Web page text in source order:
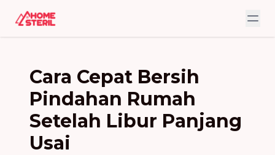
Cara Cepat Bersih
Pindahan Rumah
Setelah Libur Panjang
Usai